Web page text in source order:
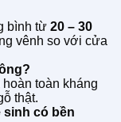
bình từ 20 – 30
vênh so với cửa
toàn kháng
thật.
có bền